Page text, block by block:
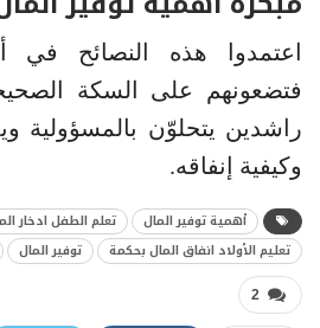
اعتمدوا هذه النصائح
فتضعونهم على السكة
راشدين يتحلوّن بالمسؤولية
وكيفية إنفاقه.
أهمية توفير المال
تعلم الطفل ادخار
تعليم الأولاد انفاق المال بحكمة
توفير المال
2